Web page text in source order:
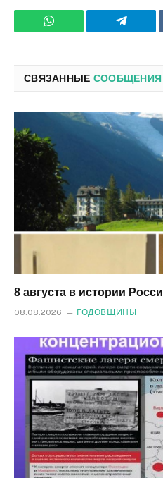
WhatsApp
СВЯЗАННЫЕ СООБЩЕНИЯ
8 августа в истории
08.08.2026 ГОДОВЩИНЫ